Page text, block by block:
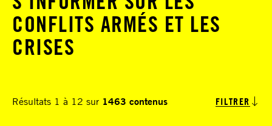
CONFLITS ARMÉS ET LES
CRISES
Résultats 1 à 12 sur 1463 contenus FILTRER